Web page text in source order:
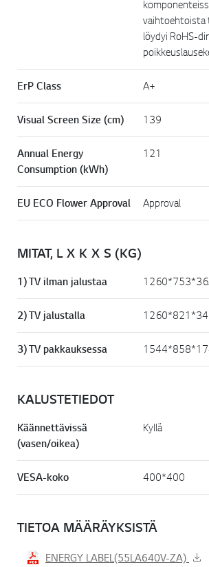
vaihtoehtoista
löydyi RoHS-
ErP Class A+
Visual Screen Size (cm) 139
Annual Energy
Consumption (kWh)
121
EU ECO Flower Approval Approval
MITAT, L X K X S (KG)
1) TV ilman jalustaa
2) TV jalustalla
3) TV pakkauksessa
KALUSTETIEDOT
Käännettävissä
(vasen/oikea)
Kyllä
VESA-koko 400*400
TIETOA MÄÄRÄYKSISTÄ
ENERGY LABEL(55LA640V-ZA)